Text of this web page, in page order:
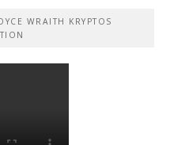
WRAITH KRYPTOS